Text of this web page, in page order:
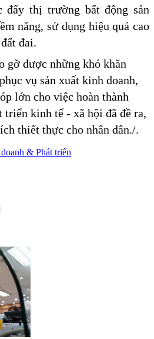
đẩy thị trường bất động sản
năng, sử dụng hiệu quả cao
đai.
gỡ được những khó khăn
vụ sản xuất kinh doanh,
lớn cho việc hoàn thành
kinh tế - xã hội đã đề ra,
thiết thực cho nhân dân./.
& Phát triển